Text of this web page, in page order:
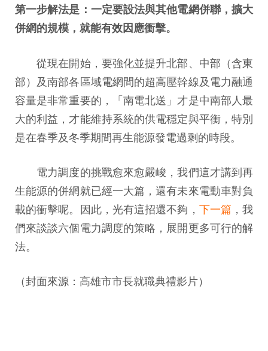
第一步解法是：一定要設法與其他電網併聯，擴大
併網的規模，就能有效因應衝擊。
從現在開始，要強化並提升北部、中部（含東
部）及南部各區域電網間的超高壓幹線及電力融通
容量是非常重要的，「南電北送」才是中南部人最
大的利益，才能維持系統的供電穩定與平衡，特別
是在春季及冬季期間再生能源發電過剩的時段。
電力調度的挑戰愈來愈嚴峻，我們這才講到再
生能源的併網就已經一大篇，還有未來電動車對負
載的衝擊呢。因此，光有這招還不夠， 下一篇 ，我
們來談談六個電力調度的策略，展開更多可行的解
法。
（封面來源：高雄市市長就職典禮影片）